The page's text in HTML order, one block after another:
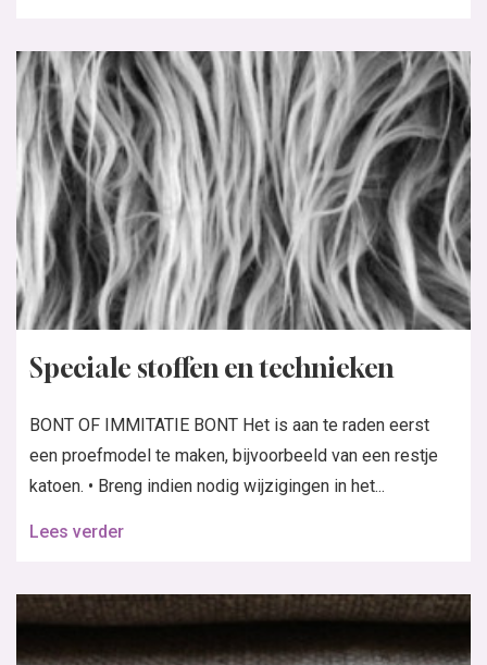
Speciale stoffen en technieken
BONT OF IMMITATIE BONT Het is aan te raden eerst
een proefmodel te maken, bijvoorbeeld van een restje
katoen. • Breng indien nodig wijzigingen in het...
Lees verder